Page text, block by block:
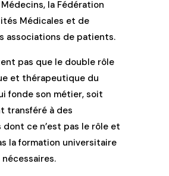
la Fédération
Médicales et de
associations de patients.
pas que le double rôle
et thérapeutique du
fonde son métier, soit
transféré à des
dont ce n’est pas le rôle et
la formation universitaire